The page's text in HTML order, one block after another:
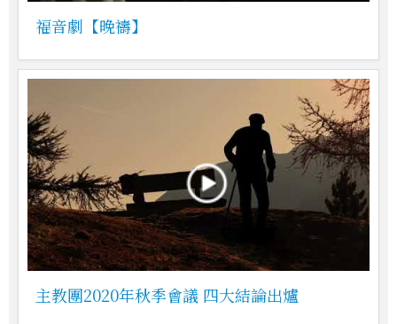
福音劇【晚禱】
主教團2020年秋季會議 四大結論出爐